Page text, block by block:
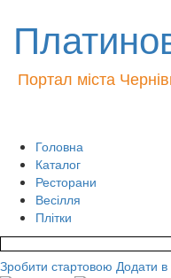
Портал міста
Головна
Каталог
Ресторани
Весілля
Плітки
Зробити стартовою Додати в